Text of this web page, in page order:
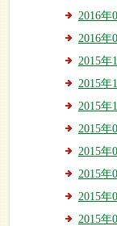
2016年
2016年
2015年
2015年
2015年
2015年
2015年
2015年
2015年
2015年